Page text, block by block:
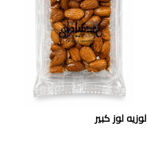
لوزيه لوز كبير